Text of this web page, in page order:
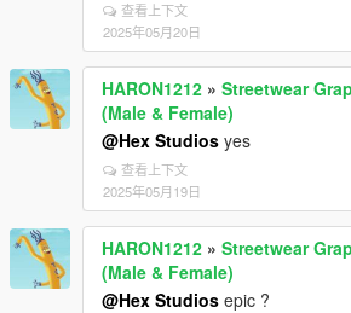
查看上下文
2025年05月20日
HARON1212 » Streetwear
(Male & Female)
@Hex Studios yes
查看上下文
2025年05月19日
HARON1212 » Streetwear
(Male & Female)
@Hex Studios epic ?